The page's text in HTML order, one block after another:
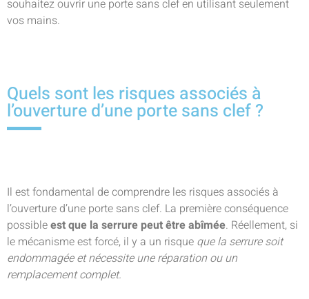
souhaitez ouvrir une porte sans clef en utilisant seulement
vos mains.
Quels sont les risques associés à
l’ouverture d’une porte sans clef ?
Il est fondamental de comprendre les risques associés à
l’ouverture d’une porte sans clef. La première conséquence
possibleest que la serrure peut être abîmée. Réellement, si
le mécanisme est forcé, il y a un risque que la serrure soit
endommagée et nécessite une réparation ou un
remplacement complet.